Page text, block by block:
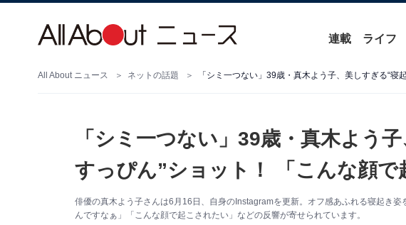
連載 ライフ
All About ニュース ネットの話題
「シミ一つない」39歳・真木よう
すっぴん”ショット！ 「こんな顔で
俳優の真木よう子さんは6月16日、自身のInstagramを更新。オフ感あふれる寝起き
んですなぁ」「こんな顔で起こされたい」などの反響が寄せられています。